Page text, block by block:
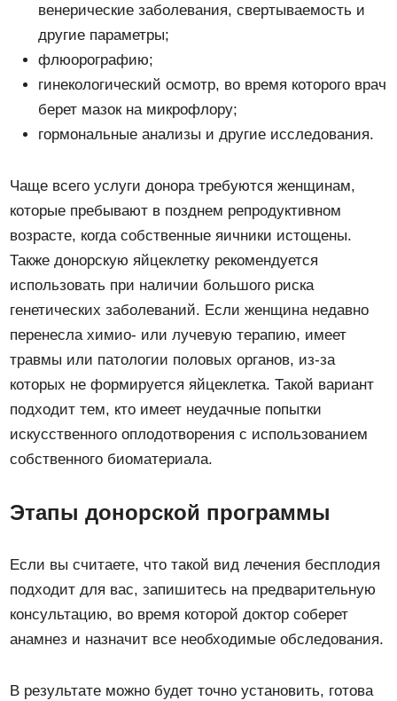
венерические заболевания, свертываемость и
другие параметры;
флюорографию;
гинекологический осмотр, во время которого врач
берет мазок на микрофлору;
гормональные анализы и другие исследования.
Чаще всего услуги донора требуются женщинам,
которые пребывают в позднем репродуктивном
возрасте, когда собственные яичники истощены.
Также донорскую яйцеклетку рекомендуется
использовать при наличии большого риска
генетических заболеваний. Если женщина недавно
перенесла химио- или лучевую терапию, имеет
травмы или патологии половых органов, из-за
которых не формируется яйцеклетка. Такой вариант
подходит тем, кто имеет неудачные попытки
искусственного оплодотворения с использованием
собственного биоматериала.
Этапы донорской программы
Если вы считаете, что такой вид лечения бесплодия
подходит для вас, запишитесь на предварительную
консультацию, во время которой доктор соберет
анамнез и назначит все необходимые обследования.
В результате можно будет точно установить, готова